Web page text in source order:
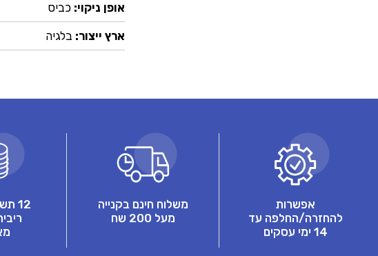
אופן ניקוי: כביס
ארץ ייצור: בלגיה
אפשרות
להחזרה/החלפה עד
14 ימי עסקים
משלוח חינם בקנייה
מעל 200 שח
12